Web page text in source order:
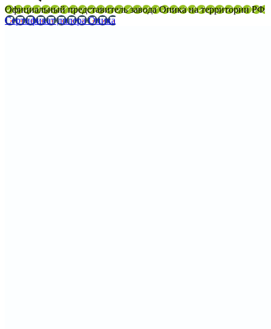
Официальный представитель завода Опика на территории РФ
Сертификат дилера Опика